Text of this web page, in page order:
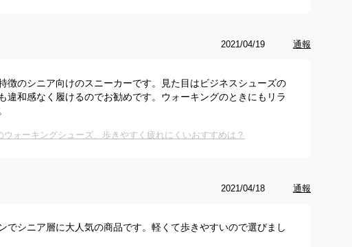
2021/04/19 通報
徴のシニア向けのスニーカーです。見た目はビジネスシューズの
違和感なく履けるのでお勧めです。ウォーキングのときにもリラ
ウォーキングシューズ、歩きやすく疲れにくいおすすめは？
2021/04/18 通報
でシニア層に大人気の商品です。軽くて歩きやすいので選びまし